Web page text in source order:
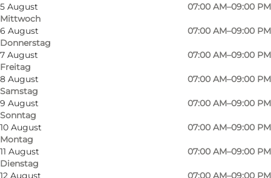
5 August
Mittwoch
07:00 AM–09:00 PM
6 August
Donnerstag
07:00 AM–09:00 PM
7 August
Freitag
07:00 AM–09:00 PM
8 August
Samstag
07:00 AM–09:00 PM
9 August
Sonntag
07:00 AM–09:00 PM
10 August
Montag
07:00 AM–09:00 PM
11 August
Dienstag
07:00 AM–09:00 PM
12 August
07:00 AM–09:00 PM
SPAREN SIE GELD - AUCH IM URLAUB
Rema 1000 hat niedrige Preise und eine
doppelt so große Auswahl wie andere
Discountläden.